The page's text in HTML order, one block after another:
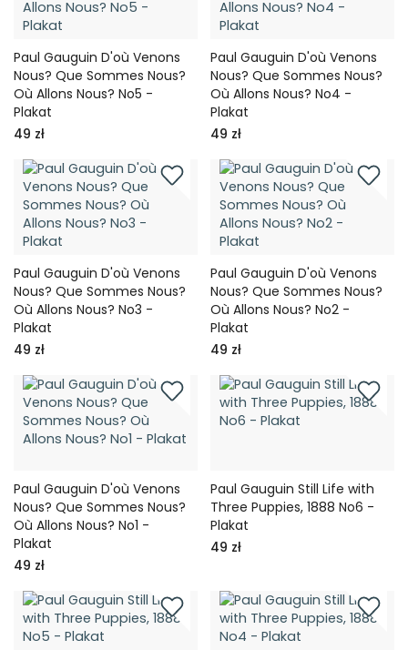
Paul Gauguin D'où Venons
Nous? Que Sommes Nous?
Où Allons Nous? No5 -
Plakat
49 zł
Paul Gauguin D'où Venons
Nous? Que Sommes Nous?
Où Allons Nous? No4 -
Plakat
49 zł
Paul Gauguin D'où Venons
Nous? Que Sommes Nous?
Où Allons Nous? No3 -
Plakat
49 zł
Paul Gauguin D'où Venons
Nous? Que Sommes Nous?
Où Allons Nous? No2 -
Plakat
49 zł
Paul Gauguin D'où Venons
Nous? Que Sommes Nous?
Où Allons Nous? No1 -
Plakat
49 zł
Paul Gauguin Still Life with
Three Puppies, 1888 No6 -
Plakat
49 zł